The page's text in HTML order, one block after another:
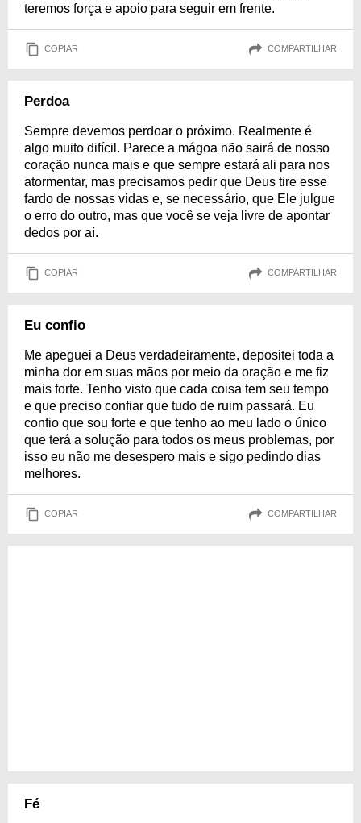
teremos força e apoio para seguir em frente.
COPIAR COMPARTILHAR
Perdoa
Sempre devemos perdoar o próximo. Realmente é
algo muito difícil. Parece a mágoa não sairá de nosso
coração nunca mais e que sempre estará ali para nos
atormentar, mas precisamos pedir que Deus tire esse
fardo de nossas vidas e, se necessário, que Ele julgue
o erro do outro, mas que você se veja livre de apontar
dedos por aí.
COPIAR COMPARTILHAR
Eu confio
Me apeguei a Deus verdadeiramente, depositei toda a
minha dor em suas mãos por meio da oração e me fiz
mais forte. Tenho visto que cada coisa tem seu tempo
e que preciso confiar que tudo de ruim passará. Eu
confio que sou forte e que tenho ao meu lado o único
que terá a solução para todos os meus problemas, por
isso eu não me desespero mais e sigo pedindo dias
melhores.
COPIAR COMPARTILHAR
Fé